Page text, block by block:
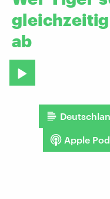
gleichzeitig
ab
Apple